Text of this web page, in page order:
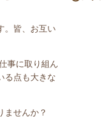
。皆、お互い
事に取り組ん
る点も大きな
ませんか？